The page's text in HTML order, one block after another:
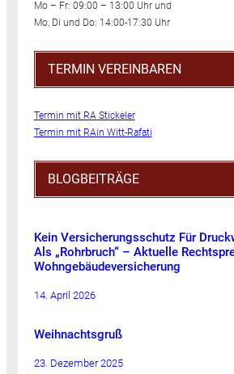
Mo – Fr: 09:00 – 13:00 Uhr und
Mo, Di und Do: 14:00-17:30 Uhr
TERMIN VEREINBAREN
Termin mit RA Stickeler
Termin mit RAin Witt-Rafati
BLOGBEITRÄGE
Kein Versicherungsschutz Für
Als „Rohrbruch“ – Aktuelle
Wohngebäudeversicherung
14. April 2026
Weihnachtsgruß
23. Dezember 2025